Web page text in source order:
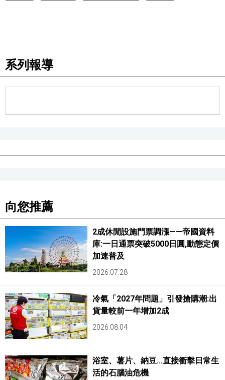
系列報導
向您推薦
2成休閒設施門票調漲——帝國資料
庫:一日通票突破5000日圓,動態定價
加速普及
2026.07.28
冷氣「2027年問題」引發搶購潮:出
貨量較前一年增加2成
2026.08.04
浴室、薯片、納豆...直接衝擊日常生
活的石腦油危機